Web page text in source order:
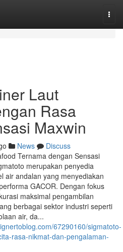
Laut
Rasa
Maxwin
News
Discuss
Ternama dengan Sensasi
merupakan penyedia
air andalan yang menyediakan
GACOR. Dengan fokus
maksimal pengambilan
berbagai sektor industri seperti
air, da...
67290160/sigmatoto-
rasa-nikmat-dan-pengalaman-